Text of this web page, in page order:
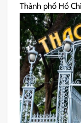
Thành phố Hồ